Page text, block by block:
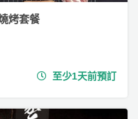
烤套餐
至少1天前預訂